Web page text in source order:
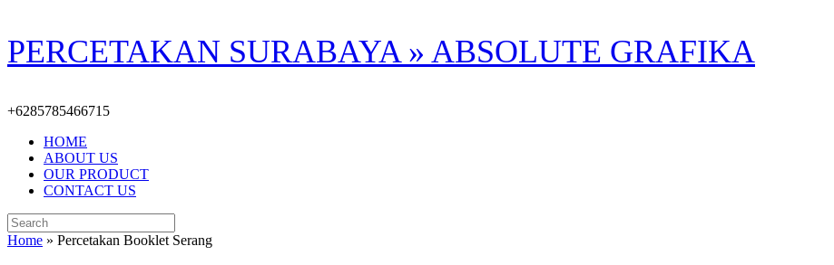
Skip
to
content
PERCETAKAN SURABAYA » ABSOLUTE GRAFIKA
+6285785466715
HOME
ABOUT US
OUR PRODUCT
CONTACT US
Search
for:
Home » Percetakan Booklet Serang